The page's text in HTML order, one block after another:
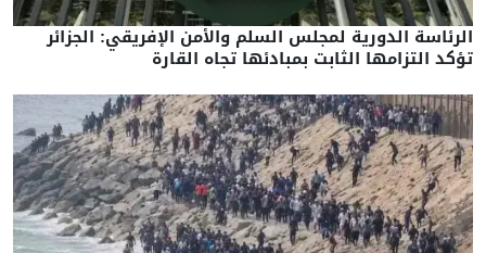
الرئاسة الدورية لمجلس السلم والأمن الإفريقي: الجزائر
تؤكد التزامها الثابت بمبادئها تجاه القارة